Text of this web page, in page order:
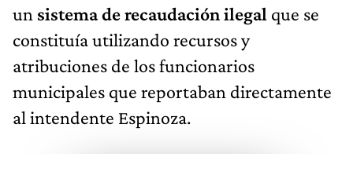
un sistema de recaudación ilegal que se
constituía utilizando recursos y
atribuciones de los funcionarios
municipales que reportaban directamente
al intendente Espinoza.